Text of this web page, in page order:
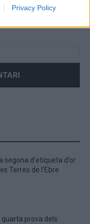
Privacy Policy
i el lloc web en
segona d’etiqueta d’or
Terres de l’Ebre
prova dels